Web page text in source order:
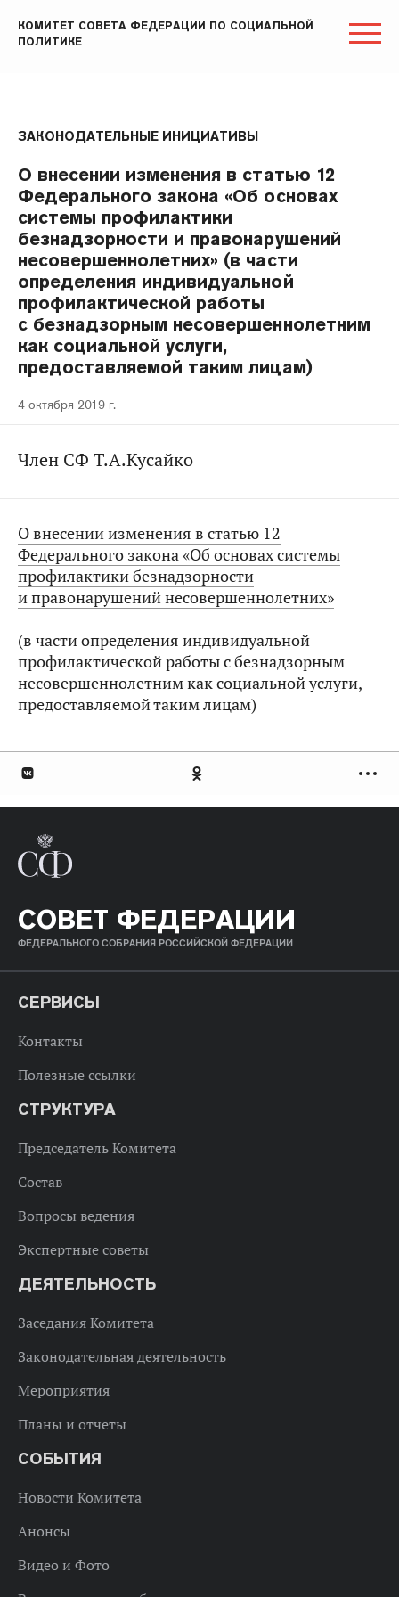
КОМИТЕТ СОВЕТА ФЕДЕРАЦИИ ПО СОЦИАЛЬНОЙ
ПОЛИТИКЕ
ЗАКОНОДАТЕЛЬНЫЕ ИНИЦИАТИВЫ
О внесении изменения в статью 12
Федерального закона «Об основах
системы профилактики
безнадзорности и правонарушений
несовершеннолетних» (в части
определения индивидуальной
профилактической работы
с безнадзорным несовершеннолетним
как социальной услуги,
предоставляемой таким лицам)
4 октября 2019 г.
Член СФ Т.А.Кусайко
О внесении изменения в статью 12
Федерального закона «Об основах системы
профилактики безнадзорности
и правонарушений несовершеннолетних»
(в части определения индивидуальной
профилактической работы с безнадзорным
несовершеннолетним как социальной услуги,
предоставляемой таким лицам)
СОВЕТ ФЕДЕРАЦИИ
ФЕДЕРАЛЬНОГО СОБРАНИЯ РОССИЙСКОЙ ФЕДЕРАЦИИ
СЕРВИСЫ
Контакты
Полезные ссылки
СТРУКТУРА
Председатель Комитета
Состав
Вопросы ведения
Экспертные советы
ДЕЯТЕЛЬНОСТЬ
Заседания Комитета
Законодательная деятельность
Мероприятия
Планы и отчеты
СОБЫТИЯ
Новости Комитета
Анонсы
Видео и Фото